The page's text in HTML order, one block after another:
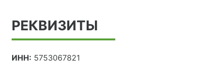
РЕКВИЗИТЫ
ИНН: 5753067821